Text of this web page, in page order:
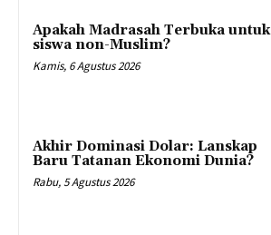
Apakah Madrasah Terbuka untuk
siswa non-Muslim?
Kamis, 6 Agustus 2026
Akhir Dominasi Dolar: Lanskap
Baru Tatanan Ekonomi Dunia?
Rabu, 5 Agustus 2026